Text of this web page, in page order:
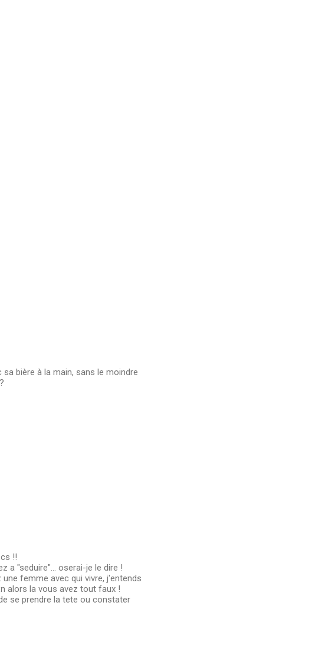
bière à la main, sans le moindre
!!
a "seduire"... oserai-je le dire !
femme avec qui vivre, j'entends
alors la vous avez tout faux !
se prendre la tete ou constater